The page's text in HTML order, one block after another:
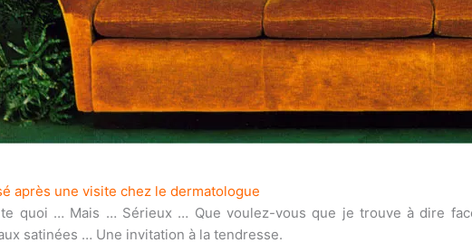
après une visite chez le dermatologue
quoi … Mais … Sérieux … Que voulez-vous que je trouve à dire
satinées … Une invitation à la tendresse.